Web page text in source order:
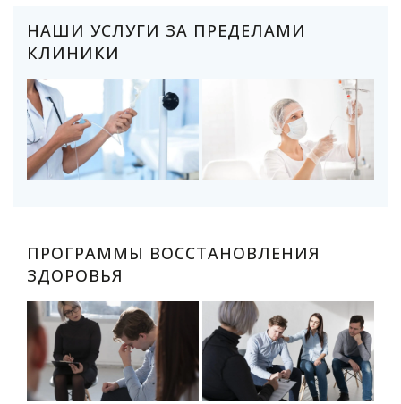
НАШИ УСЛУГИ ЗА ПРЕДЕЛАМИ
КЛИНИКИ
ПРОГРАММЫ ВОССТАНОВЛЕНИЯ
ЗДОРОВЬЯ